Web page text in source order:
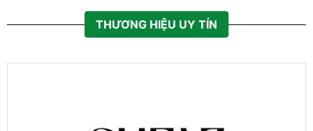
THƯƠNG HIỆU UY TÍN